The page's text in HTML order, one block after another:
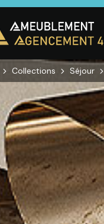
SALON
Canapés droits,
Salons d’angles
& composables,
Fauteuils et
canapés de
relaxation,
Tables basses
Collections Séjour